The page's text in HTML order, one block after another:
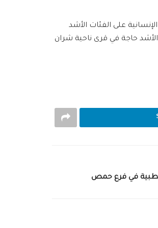
الإنسانية‬ على الفئات الأشد
الأشد حاجة في قرى ناحية شران‬
الطبية في فرع حمص